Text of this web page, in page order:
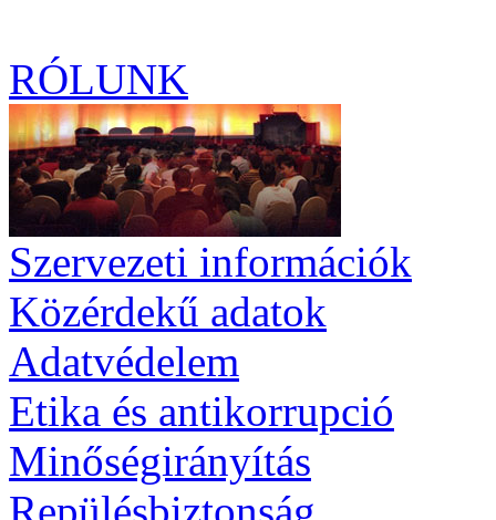
RÓLUNK
Szervezeti információk
Közérdekű adatok
Adatvédelem
Etika és antikorrupció
Minőségirányítás
Repülésbiztonság